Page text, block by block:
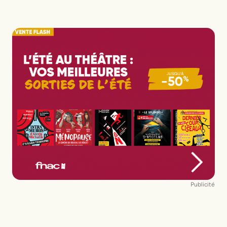
Publicité